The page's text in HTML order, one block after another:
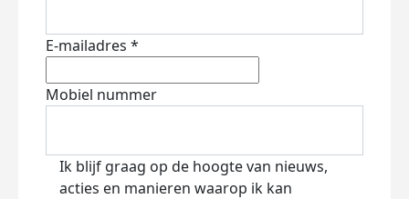
E-mailadres *
Mobiel nummer
Ik blijf graag op de hoogte van nieuws,
acties en manieren waarop ik kan